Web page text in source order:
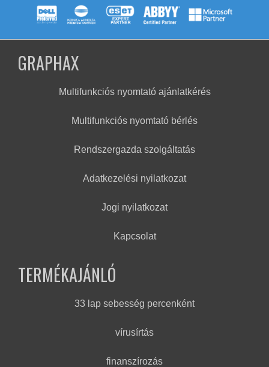
GRAPHAX
Multifunkciós nyomtató ajánlatkérés
Multifunkciós nyomtató bérlés
Rendszergazda szolgáltatás
Adatkezelési nyilatkozat
Jogi nyilatkozat
Kapcsolat
TERMÉKAJÁNLÓ
33 lap sebesség percenként
vírusírtás
finanszírozás